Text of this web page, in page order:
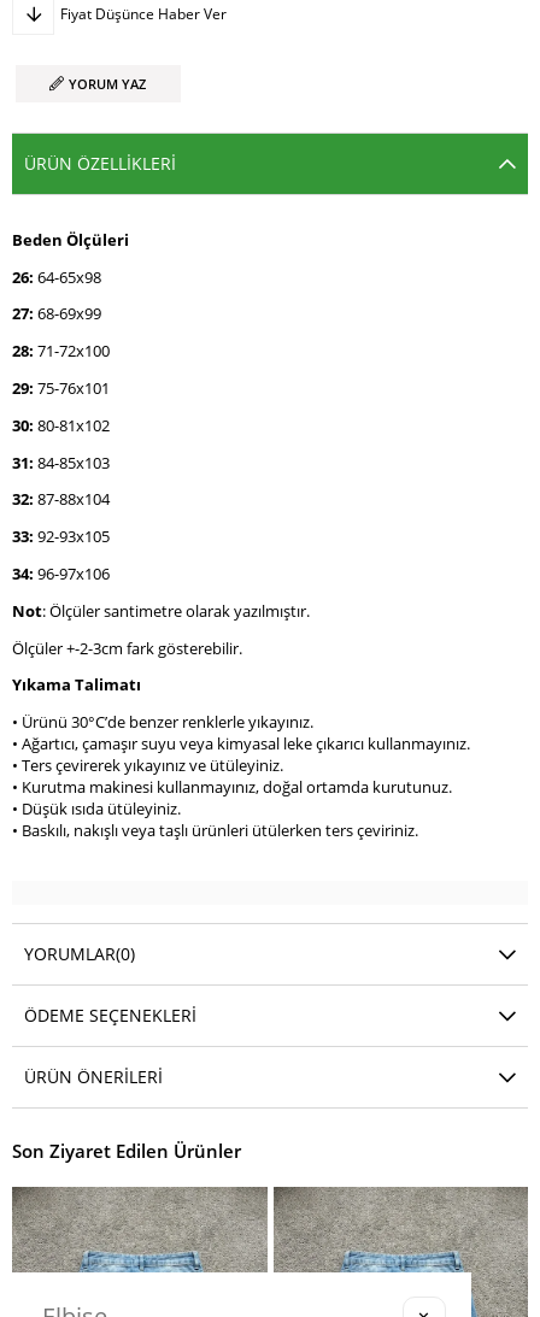
Fiyat Düşünce Haber Ver
YORUM YAZ
ÜRÜN ÖZELLIKLERI
Beden Ölçüleri
26: 64-65x98
27: 68-69x99
28: 71-72x100
29: 75-76x101
30: 80-81x102
31: 84-85x103
32: 87-88x104
33: 92-93x105
34: 96-97x106
Not: Ölçüler santimetre olarak yazılmıştır.
Ölçüler +-2-3cm fark gösterebilir.
Yıkama Talimatı
• Ürünü 30°C’de benzer renklerle yıkayınız.
• Ağartıcı, çamaşır suyu veya kimyasal leke çıkarıcı kullanmayınız.
• Ters çevirerek yıkayınız ve ütüleyiniz.
• Kurutma makinesi kullanmayınız, doğal ortamda kurutunuz.
• Düşük ısıda ütüleyiniz.
• Baskılı, nakışlı veya taşlı ürünleri ütülerken ters çeviriniz.
YORUMLAR(0)
ÖDEME SEÇENEKLERI
ÜRÜN ÖNERILERI
Son Ziyaret Edilen Ürünler